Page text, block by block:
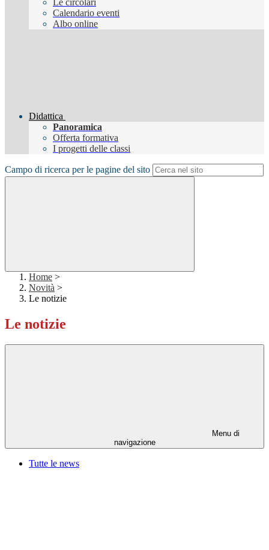
Le circolari
Calendario eventi
Albo online
Didattica
Panoramica
Offerta formativa
I progetti delle classi
Campo di ricerca per le pagine del sito
Home >
Novità >
Le notizie
Le notizie
Menu di
navigazione
Tutte le news